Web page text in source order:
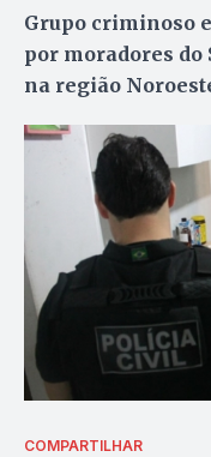
Grupo criminoso
por moradores do
na região
COMPARTILHAR